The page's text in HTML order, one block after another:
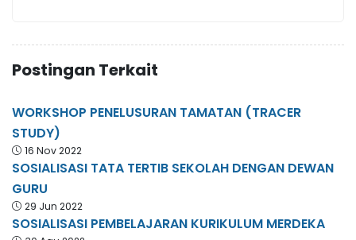
Postingan Terkait
WORKSHOP PENELUSURAN TAMATAN (TRACER
STUDY)
16 Nov 2022
SOSIALISASI TATA TERTIB SEKOLAH DENGAN DEWAN
GURU
29 Jun 2022
SOSIALISASI PEMBELAJARAN KURIKULUM MERDEKA